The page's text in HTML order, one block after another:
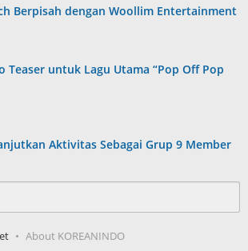
Berpisah dengan Woollim Entertainment
Teaser untuk Lagu Utama “Pop Off Pop
Aktivitas Sebagai Grup 9 Member
About KOREANINDO